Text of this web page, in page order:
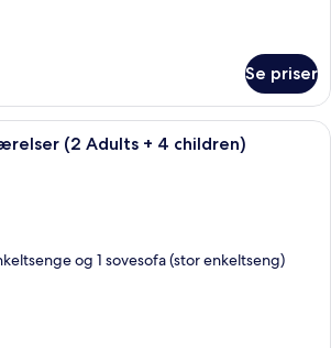
Se priser
2 soveværelser, pengeskab på
(2 Adults + 4 children)
og 1 sovesofa (stor enkeltseng)